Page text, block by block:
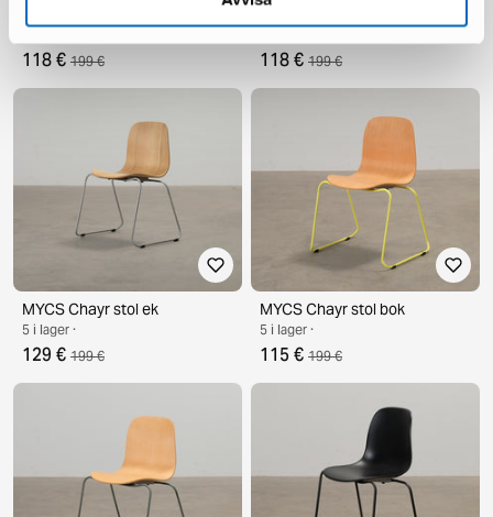
118 € 199 € 118 € 199 €
MYCS Chayr stol ek
5 i lager ·
129 € 199 €
MYCS Chayr stol bok
5 i lager ·
115 € 199 €